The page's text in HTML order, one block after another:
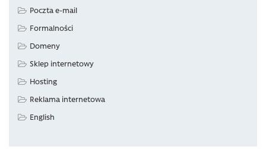
Poczta e-mail
Formalności
Domeny
Sklep internetowy
Hosting
Reklama internetowa
English